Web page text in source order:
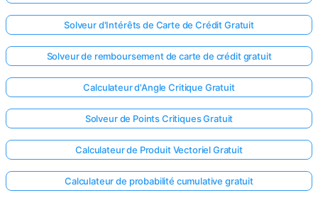
Solveur d'Intérêts de Carte de Crédit Gratuit
Solveur de remboursement de carte de crédit gratuit
Calculateur d'Angle Critique Gratuit
Solveur de Points Critiques Gratuit
Calculateur de Produit Vectoriel Gratuit
Calculateur de probabilité cumulative gratuit